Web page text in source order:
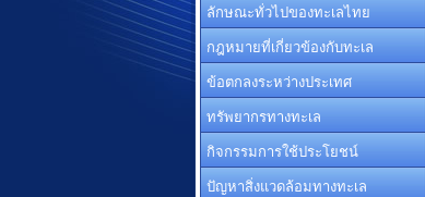
ลักษณะทั่วไปของทะเลไทย
กฎหมายที่เกี่ยวข้องกับทะเล
ข้อตกลงระหว่างประเทศ
ทรัพยากรทางทะเล
กิจกรรมการใช้ประโยชน์
ปัญหาสิ่งแวดล้อมทางทะเล